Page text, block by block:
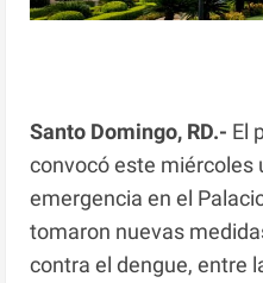
Santo Domingo, RD.- El
convocó este miércoles
emergencia en el
tomaron nuevas
contra el dengue, entre